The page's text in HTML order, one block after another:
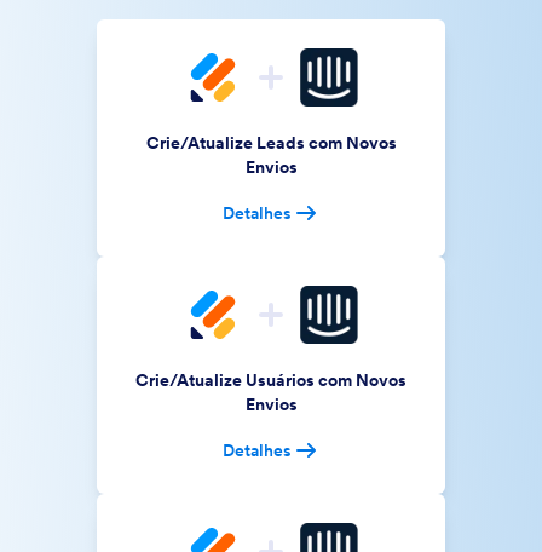
Crie/Atualize Leads com Novos
Envios
Detalhes
Crie/Atualize Usuários com Novos
Envios
Detalhes